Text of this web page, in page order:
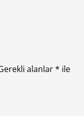
alanlar* ile